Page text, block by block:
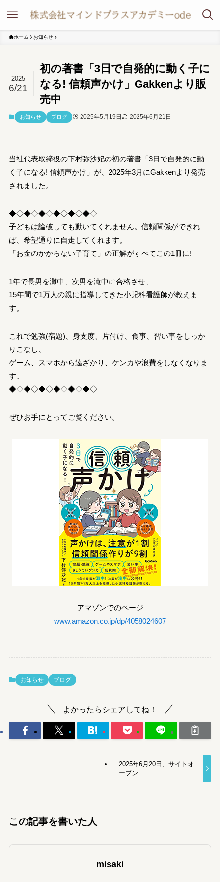
ホーム お知らせ
初の著書「3日で自発的に動く子に
なる! 信頼声かけ」Gakkenより販
売中
2025
6/21
お知らせ ブログ 2025年5月19日 2025年6月21日
当社代表取締役の下村弥沙妃の初の著書「3日で自発的に動
く子になる! 信頼声かけ」が、2025年3月にGakkenより発売
されました。
◆◇◆◇◆◇◆◇◆◇◆◇
子どもは論破しても動いてくれません。信頼関係ができれ
ば、希望通りに自走してくれます。
「お金のかからない子育て」の正解がすべてこの1冊に!
1年で長男を灘中、次男を滝中に合格させ、
15年間で1万人の親に指導してきた小児科看護師が教えま
す。
これで勉強(宿題)、身支度、片付け、食事、習い事をしっか
りこなし、
ゲーム、スマホから遠ざかり、ケンカや浪費をしなくなりま
す。
◆◇◆◇◆◇◆◇◆◇◆◇
ぜひお手にとってご覧ください。
アマゾンでのページ
www.amazon.co.jp/dp/4058024607
お知らせ ブログ
よかったらシェアしてね！
2025年6月20日、サイトオ
ープン
この記事を書いた人
misaki